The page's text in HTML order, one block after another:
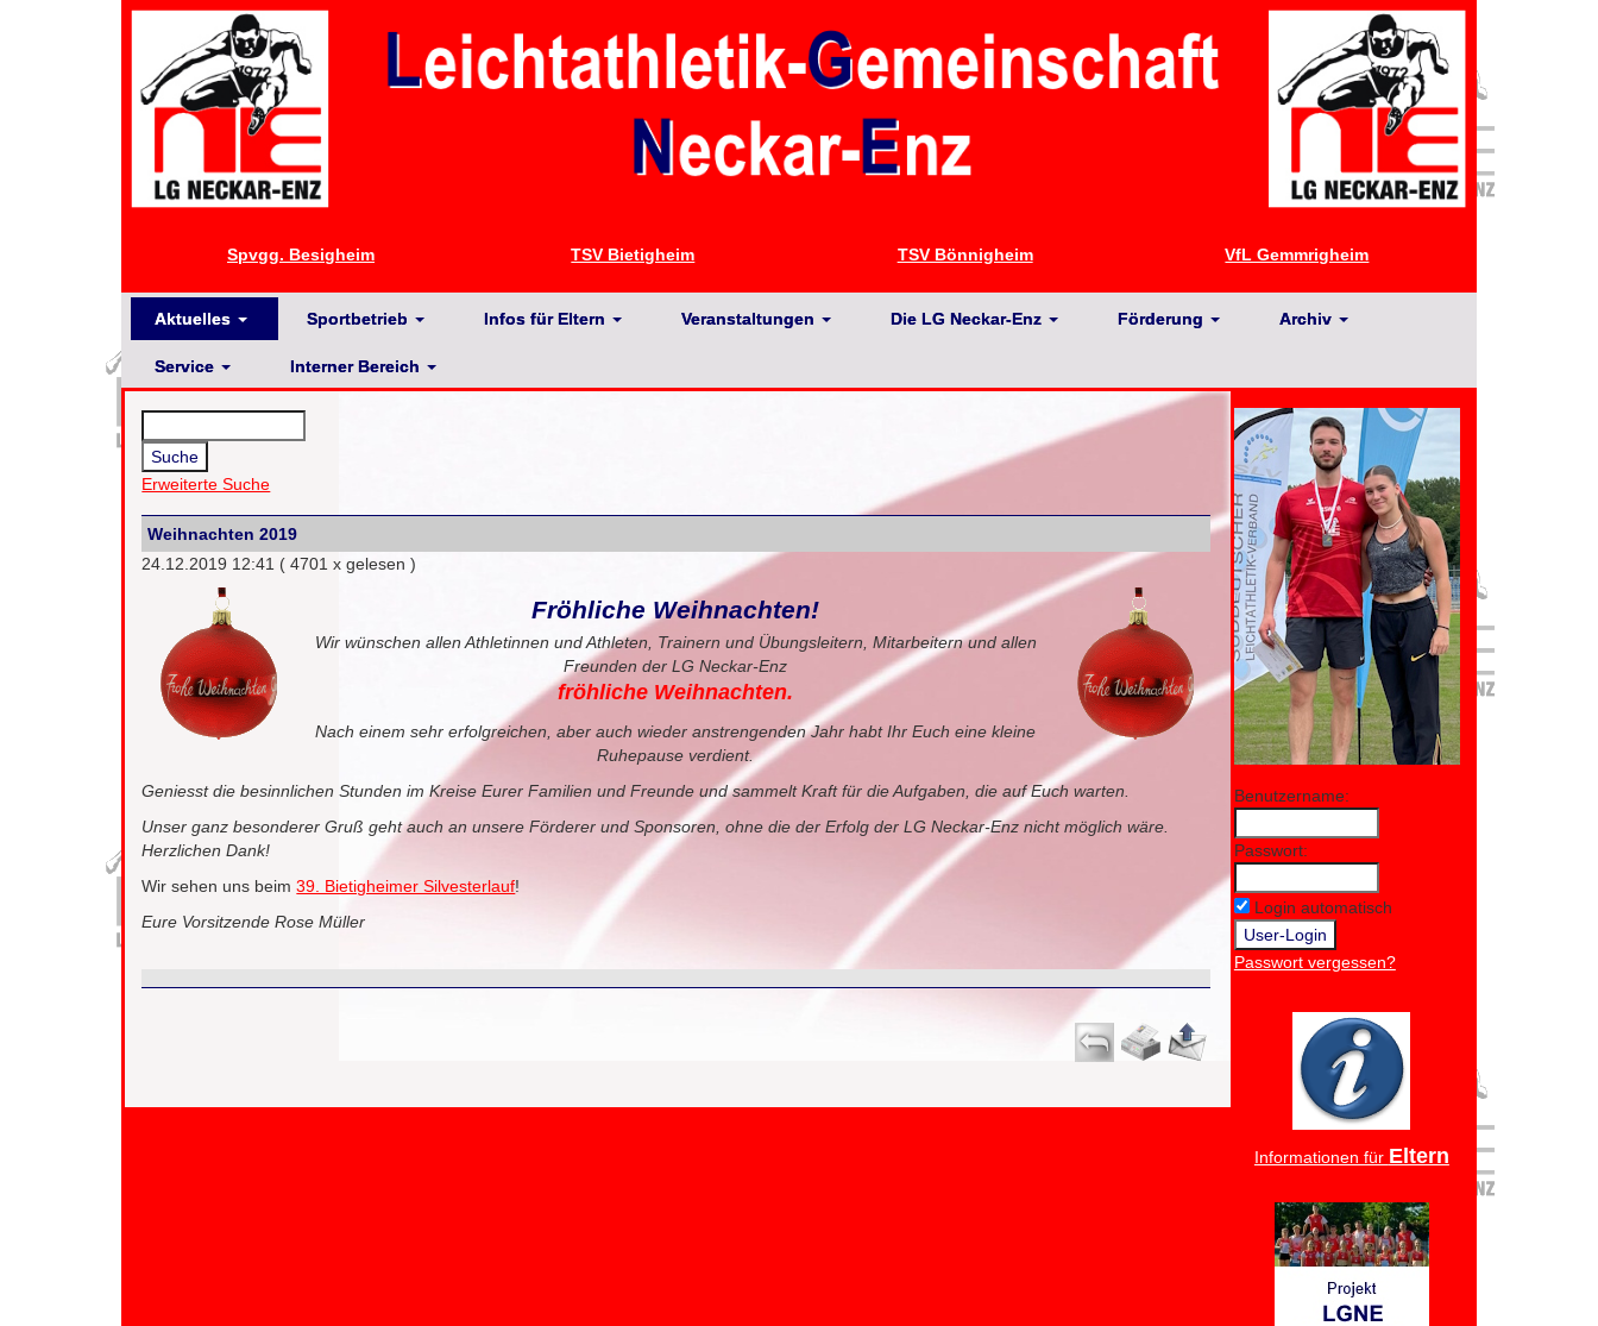
Spvgg. Besigheim TSV Bietigheim TSV Bönnigheim VfL Gemmrigheim
Aktuelles Sportbetrieb Infos für Eltern Veranstaltungen Die LG Neckar-Enz Förderung Archiv
Service Interner Bereich
Erweiterte Suche
Weihnachten 2019
24.12.2019 12:41 ( 4701 x gelesen )
Fröhliche Weihnachten!
Wir wünschen allen Athletinnen und Athleten, Trainern und Übungsleitern, Mitarbeitern und allen
Freunden der LG Neckar-Enz
fröhliche Weihnachten.
Nach einem sehr erfolgreichen, aber auch wieder anstrengenden Jahr habt Ihr Euch eine kleine
Ruhepause verdient.
Geniesst die besinnlichen Stunden im Kreise Eurer Familien und Freunde und sammelt Kraft für die Aufgaben, die auf Euch warten.
Unser ganz besonderer Gruß geht auch an unsere Förderer und Sponsoren, ohne die der Erfolg der LG Neckar-Enz nicht möglich wäre.
Herzlichen Dank!
Wir sehen uns beim39. Bietigheimer Silvesterlauf!
Eure Vorsitzende Rose Müller
Benutzername:
Passwort:
Login automatisch
Passwort vergessen?
Informationen für Eltern